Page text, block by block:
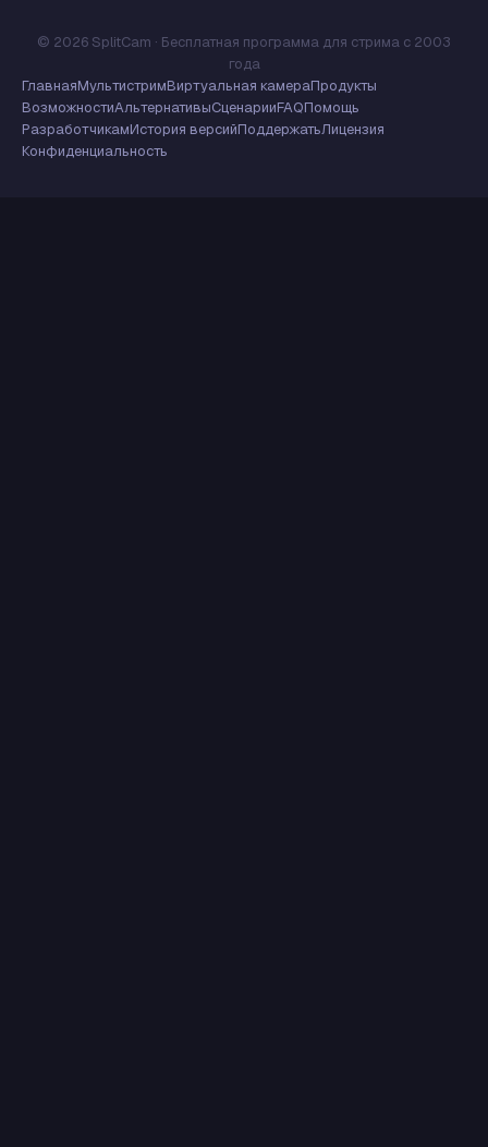
© 2026 SplitCam · Бесплатная программа для стрима с 2003
года
ГлавнаяМультистримВиртуальная камераПродукты
ВозможностиАльтернативыСценарииFAQПомощь
РазработчикамИстория версийПоддержатьЛицензия
Конфиденциальность